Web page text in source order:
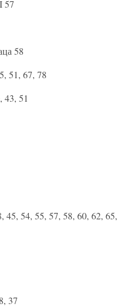
57
58
51, 67, 78
43, 51
45, 54, 55, 57, 58, 60, 62, 65,
37